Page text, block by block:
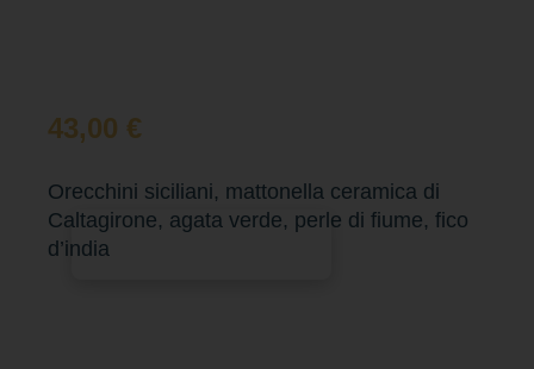
43,00 €
Orecchini siciliani, mattonella ceramica di
Caltagirone, agata verde, perle di fiume, fico
d’india